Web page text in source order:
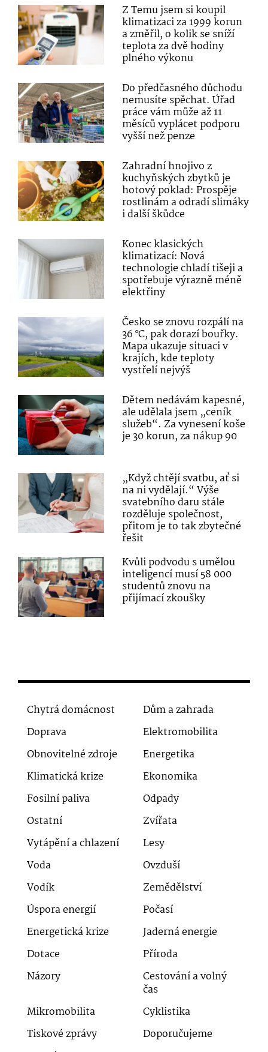
Z Temu jsem si koupil
klimatizaci za 1999 korun
a změřil, o kolik se sníží
teplota za dvě hodiny
plného výkonu
Do předčasného důchodu
nemusíte spěchat. Úřad
práce vám může až 11
měsíců vyplácet podporu
vyšší než penze
Zahradní hnojivo z
kuchyňských zbytků je
hotový poklad: Prospěje
rostlinám a odradí slimáky
i další škůdce
Konec klasických
klimatizací: Nová
technologie chladí tišeji a
spotřebuje výrazně méně
elektřiny
Česko se znovu rozpálí na
36 °C, pak dorazí bouřky.
Mapa ukazuje situaci v
krajích, kde teploty
vystřelí nejvýš
Dětem nedávám kapesné,
ale udělala jsem „ceník
služeb“. Za vynesení koše
je 30 korun, za nákup 90
„Když chtějí svatbu, ať si
na ni vydělají.“ Výše
svatebního daru stále
rozděluje společnost,
přitom je to tak zbytečné
řešit
Kvůli podvodu s umělou
inteligencí musí 58 000
studentů znovu na
přijímací zkoušky
Chytrá domácnost
Dům a zahrada
Doprava
Elektromobilita
Obnovitelné zdroje
Energetika
Klimatická krize
Ekonomika
Fosilní paliva
Odpady
Ostatní
Zvířata
Vytápění a chlazení
Lesy
Voda
Ovzduší
Vodík
Zemědělství
Úspora energií
Počasí
Energetická krize
Jaderná energie
Dotace
Příroda
Názory
Cestování a volný
čas
Mikromobilita
Cyklistika
Tiskové zprávy
Doporučujeme